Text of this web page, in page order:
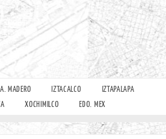
MADERO IZTACALCO
IZTAPALAPA
XOCHIMILCO EDO. MEX